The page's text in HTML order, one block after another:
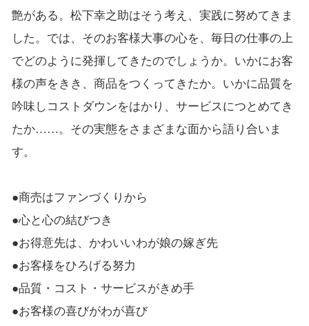
艶がある。松下幸之助はそう考え、実践に努めてきま
した。では、そのお客様大事の心を、毎日の仕事の上
でどのように発揮してきたのでしょうか。いかにお客
様の声をきき、商品をつくってきたか。いかに品質を
吟味しコストダウンをはかり、サービスにつとめてき
たか……。その実態をさまざまな面から語り合いま
す。
●商売はファンづくりから
●心と心の結びつき
●お得意先は、かわいいわが娘の嫁ぎ先
●お客様をひろげる努力
●品質・コスト・サービスがきめ手
●お客様の喜びがわが喜び